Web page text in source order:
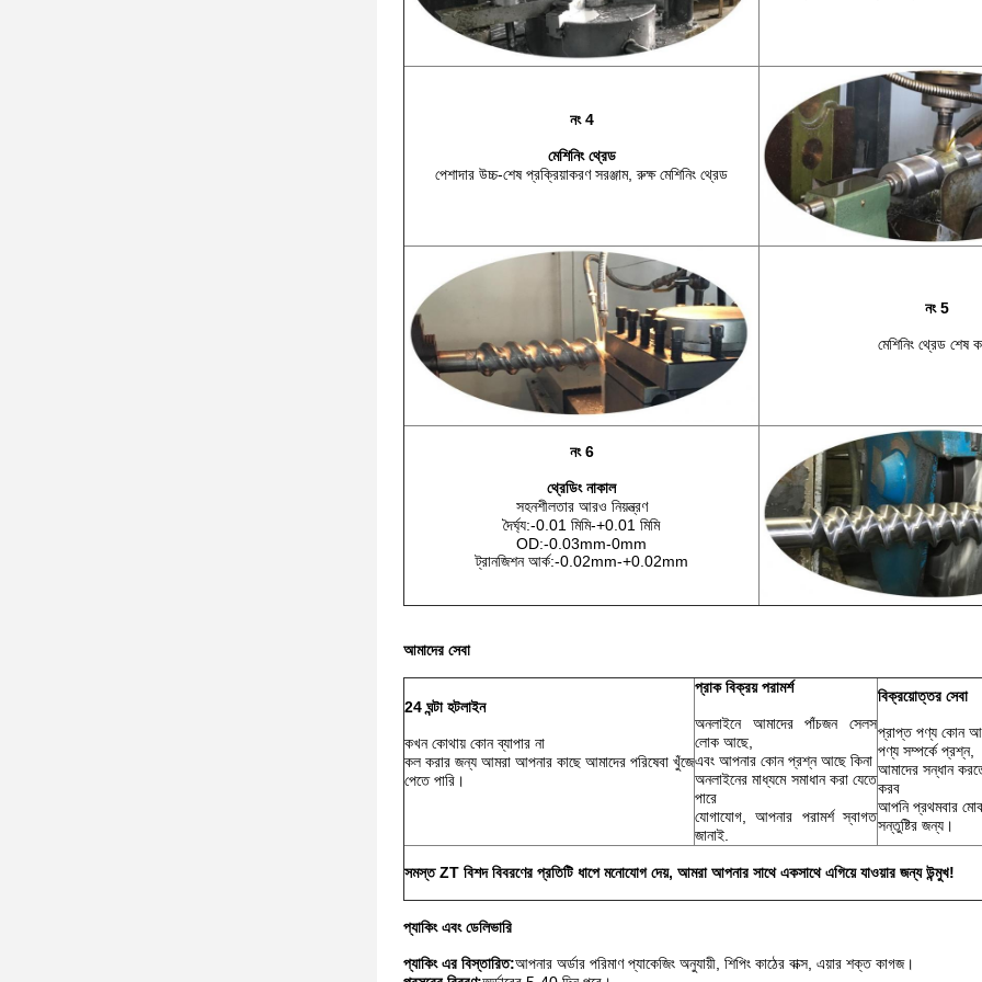
নং 4
মেশিনিং থ্রেড
পেশাদার উচ্চ-শেষ প্রক্রিয়াকরণ সরঞ্জাম, রুক্ষ মেশিনিং থ্রেড
নং 5
মেশিনিং থ্রেড শেষ
নং 6
থ্রেডিং নাকাল
সহনশীলতার আরও নিয়ন্ত্রণ
দৈর্ঘ্য:-0.01 মিমি-+0.01 মিমি
OD:-0.03mm-0mm
ট্রানজিশন আর্ক:-0.02mm-+0.02mm
আমাদের সেবা
24 ঘন্টা হটলাইন
কখন কোথায় কোন ব্যাপার না
কল করার জন্য আমরা আপনার কাছে আমাদের পরিষেবা খুঁজে
পেতে পারি।
প্রাক বিক্রয় পরামর্শ
অনলাইনে আমাদের পাঁচজন সেলস
লোক আছে,
এবং আপনার কোন প্রশ্ন আছে কিনা
অনলাইনের মাধ্যমে সমাধান করা যেতে
পারে
যোগাযোগ, আপনার পরামর্শ স্বাগত
জানাই.
বিক্রয়োত্তর সেবা
প্রাপ্ত পণ্য কোন
পণ্য সম্পর্কে প্রশ্ন,
আমাদের সন্ধান
করব
আপনি প্রথমবার
সন্তুষ্টির জন্য।
সমস্ত ZT বিশদ বিবরণের প্রতিটি ধাপে মনোযোগ দেয়, আমরা আপনার সাথে একসাথে এগিয়ে যাওয়ার জন্য উন্মুখ!
প্যাকিং এবং ডেলিভারি
প্যাকিং এর বিস্তারিত:আপনার অর্ডার পরিমাণ প্যাকেজিং অনুযায়ী, শিপিং কাঠের বাক্স, এয়ার শক্ত কাগজ।